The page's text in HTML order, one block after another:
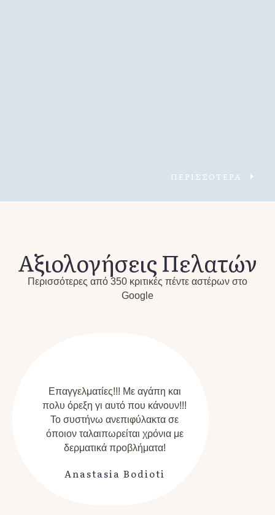
ΠΕΡΙΣΣΟΤΕΡΑ
Αξιολογήσεις Πελατών
Περισσότερες από 350 κριτικές πέντε αστέρων στο
Google
Επαγγελματίες!!! Με αγάπη και
πολυ όρεξη γι αυτό που κάνουν!!!
Το συστήνω ανεπιφύλακτα σε
όποιον ταλαιπωρείται χρόνια με
δερματικά προβλήματα!
Anastasia Bodioti